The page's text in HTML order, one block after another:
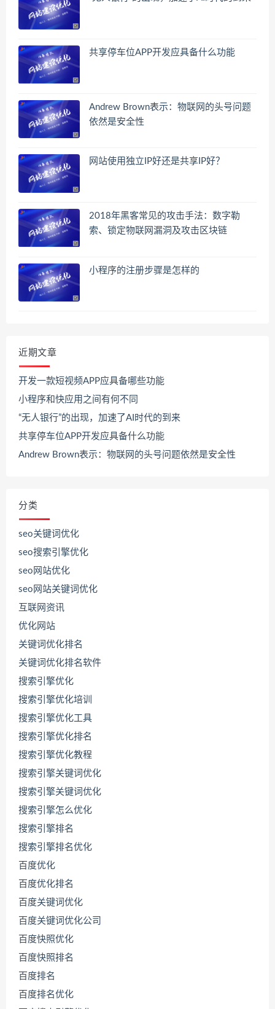
共享停车位APP开发应具备什么功能
Andrew Brown表示：物联网的头号问题
依然是安全性
网站使用独立IP好还是共享IP好？
2018年黑客常见的攻击手法：数字勒
索、锁定物联网漏洞及攻击区块链
小程序的注册步骤是怎样的
近期文章
开发一款短视频APP应具备哪些功能
小程序和快应用之间有何不同
“无人银行”的出现，加速了AI时代的到来
共享停车位APP开发应具备什么功能
Andrew Brown表示：物联网的头号问题依然是安全性
分类
seo关键词优化
seo搜索引擎优化
seo网站优化
seo网站关键词优化
互联网资讯
优化网站
关键词优化排名
关键词优化排名软件
搜索引擎优化
搜索引擎优化培训
搜索引擎优化工具
搜索引擎优化排名
搜索引擎优化教程
搜索引擎关键词优化
搜索引擎关键词优化
搜索引擎怎么优化
搜索引擎排名
搜索引擎排名优化
百度优化
百度优化排名
百度关键词优化
百度关键词优化公司
百度快照优化
百度快照排名
百度排名
百度排名优化